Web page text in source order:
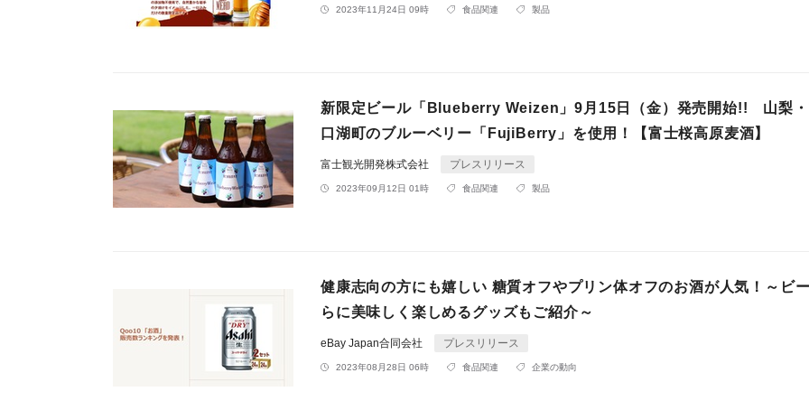
2023年11月24日 09時 食品関連 製品
新限定ビール「Blueberry Weizen」9月15日（金）発売開始!! 山梨
口湖町のブルーベリー「FujiBerry」を使用！【富士桜高原麦酒】
富士観光開発株式会社 プレスリリース
2023年09月12日 01時 食品関連 製品
健康志向の方にも嬉しい 糖質オフやプリン体オフのお酒が人気！～ビ
らに美味しく楽しめるグッズもご紹介～
eBay Japan合同会社 プレスリリース
2023年08月28日 06時 食品関連 企業の動向